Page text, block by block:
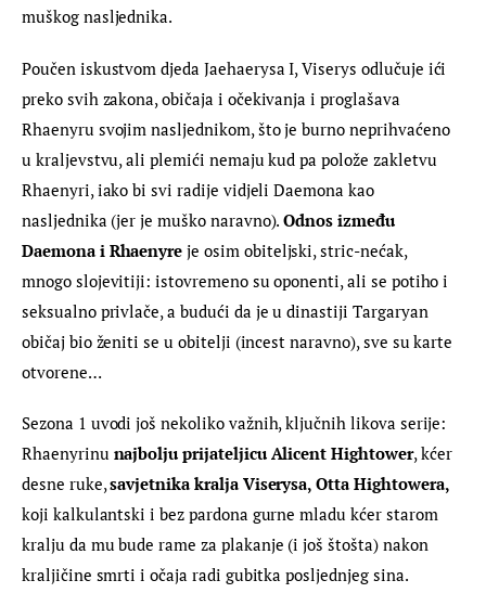
muškog nasljednika.
Poučen iskustvom djeda Jaehaerysa I, Viserys odlučuje ići
preko svih zakona, običaja i očekivanja i proglašava
Rhaenyru svojim nasljednikom, što je burno neprihvaćeno
u kraljevstvu, ali plemići nemaju kud pa polože zakletvu
Rhaenyri, iako bi svi radije vidjeli Daemona kao
nasljednika (jer je muško naravno). Odnos između
Daemona i Rhaenyre je osim obiteljski, stric-nećak,
mnogo slojevitiji: istovremeno su oponenti, ali se potiho i
seksualno privlače, a budući da je u dinastiji Targaryan
običaj bio ženiti se u obitelji (incest naravno), sve su karte
otvorene…
Sezona 1 uvodi još nekoliko važnih, ključnih likova serije:
Rhaenyrinu najbolju prijateljicu Alicent Hightower, kćer
desne ruke, savjetnika kralja Viserysa, Otta Hightowera,
koji kalkulantski i bez pardona gurne mladu kćer starom
kralju da mu bude rame za plakanje (i još štošta) nakon
kraljičine smrti i očaja radi gubitka posljednjeg sina.